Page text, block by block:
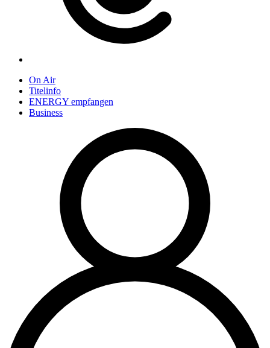
On Air
Titelinfo
ENERGY empfangen
Business